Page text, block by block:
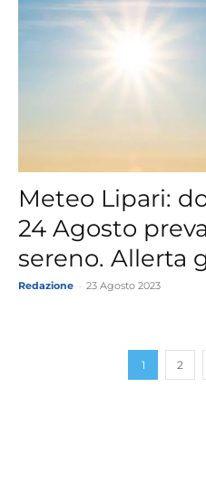
Meteo Lipari:
24 Agosto
sereno. Allerta
Redazione 23 Agosto 2023
1 2